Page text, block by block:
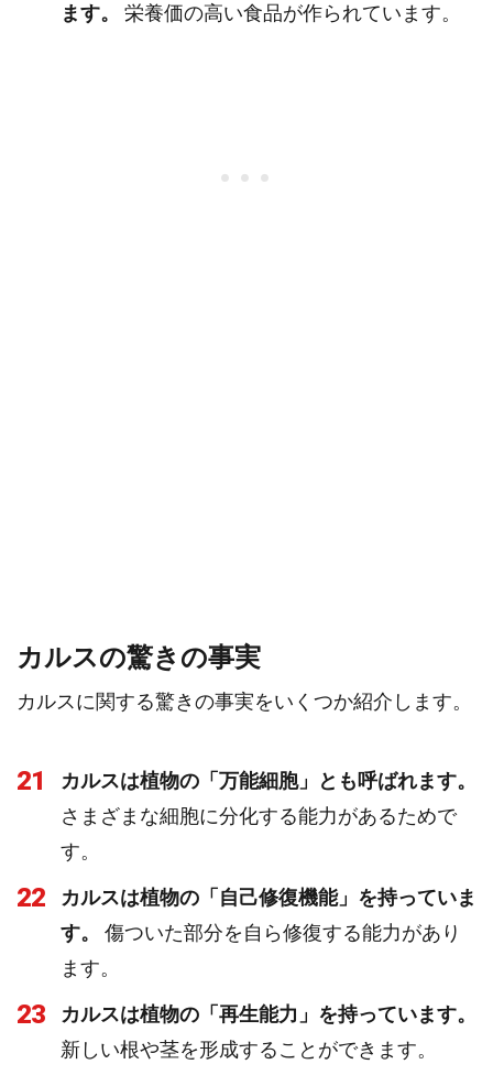
ます。
栄養価の高い食品が作られています。
カルスの驚きの事実
カルスに関する驚きの事実をいくつか紹介します。
21
カルスは植物の「万能細胞」とも呼ばれます。
さまざまな細胞に分化する能力があるためで
す。
22
カルスは植物の「自己修復機能」を持っていま
す。
傷ついた部分を自ら修復する能力があり
ます。
23
カルスは植物の「再生能力」を持っています。
新しい根や茎を形成することができます。